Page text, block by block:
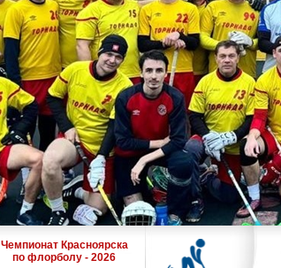
Чемпионат Красноярска
по флорболу - 2026